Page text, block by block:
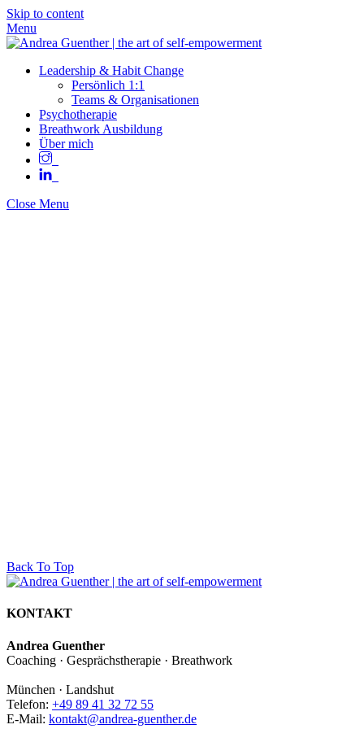
Skip to content
Menu
Leadership & Habit Change
Persönlich 1:1
Teams & Organisationen
Psychotherapie
Breathwork Ausbildung
Über mich
Close Menu
Back To Top
KONTAKT
Andrea Guenther
Coaching · Gesprächstherapie · Breathwork
München · Landshut
Telefon: +49 89 41 32 72 55
E-Mail: kontakt@andrea-guenther.de